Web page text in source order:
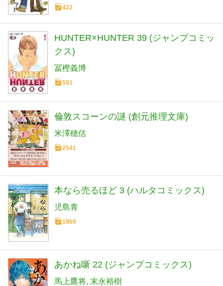
422
HUNTER×HUNTER 39 (ジャンプコミッ
クス)
冨樫義博
591
倫敦スコーンの謎 (創元推理文庫)
米澤穂信
2541
本なら売るほど 3 (ハルタコミックス)
児島青
1869
あかね噺 22 (ジャンプコミックス)
馬上鷹将 末永裕樹